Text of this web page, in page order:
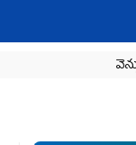
వెన్నుపోటు పార్టీ